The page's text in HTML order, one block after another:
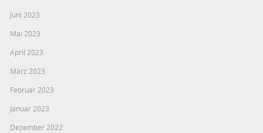
Juni 2023
Mai 2023
April 2023
März 2023
Februar 2023
Januar 2023
Dezember 2022